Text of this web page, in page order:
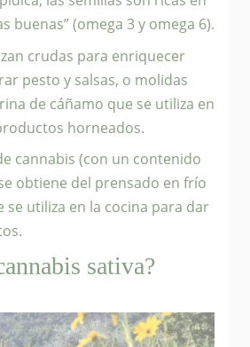
buenas” (omega 3 y omega 6).
crudas para enriquecer
pesto y salsas, o molidas
de cáñamo que se utiliza en
horneados.
cannabis (con un contenido
obtiene del prensado en frío
se utiliza en la cocina para dar
sativa?